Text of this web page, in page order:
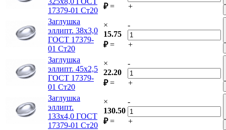
17379-01 Ст20
₽ =
+
Заглушка
эллипт. 38х3,0
ГОСТ 17379-
01 Ст20
×
15.75
₽ =
-
+
Заглушка
эллипт. 45х2,5
ГОСТ 17379-
01 Ст20
×
22.20
₽ =
-
+
Заглушка
эллипт.
133х4,0 ГОСТ
17379-01 Ст20
×
130.50
₽ =
-
+